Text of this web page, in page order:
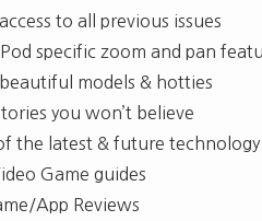
to all previous issues
specific zoom and pan
models & hotties
you won’t believe
the latest & future technology
Game guides
App Reviews